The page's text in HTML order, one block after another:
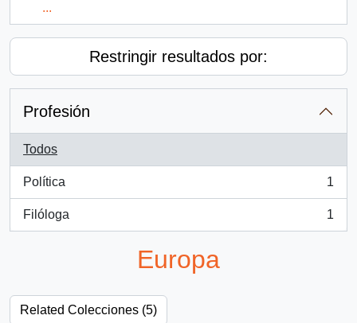
...
Restringir resultados por:
Profesión
Todos
Política
, 1 resultados
1
Filóloga
, 1 resultados
1
Europa
Related Colecciones (5)